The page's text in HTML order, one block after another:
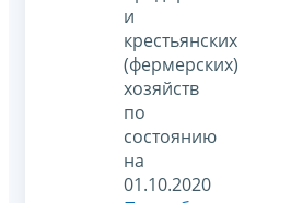
и
крестьянских
(фермерских)
хозяйств
по
состоянию
на
01.10.2020